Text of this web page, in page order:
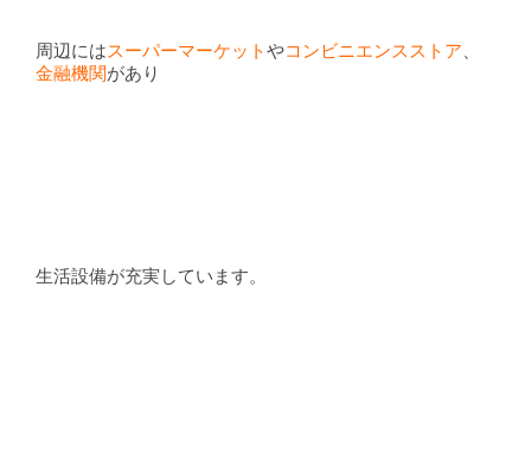
周辺にはスーパーマーケットやコンビニエンスストア
金融機関があり
生活設備が充実しています。